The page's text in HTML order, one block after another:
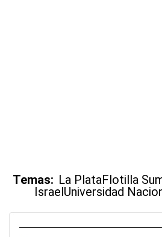
Temas: La PlataFlotilla
IsraelUniversidad